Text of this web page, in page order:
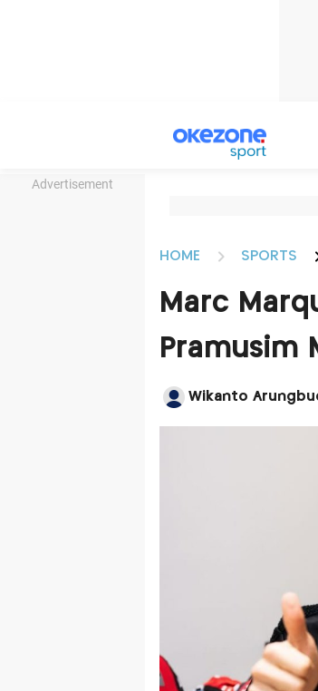
Advertisement
HOME SPORTS
Marc
Pramusim
Wikanto